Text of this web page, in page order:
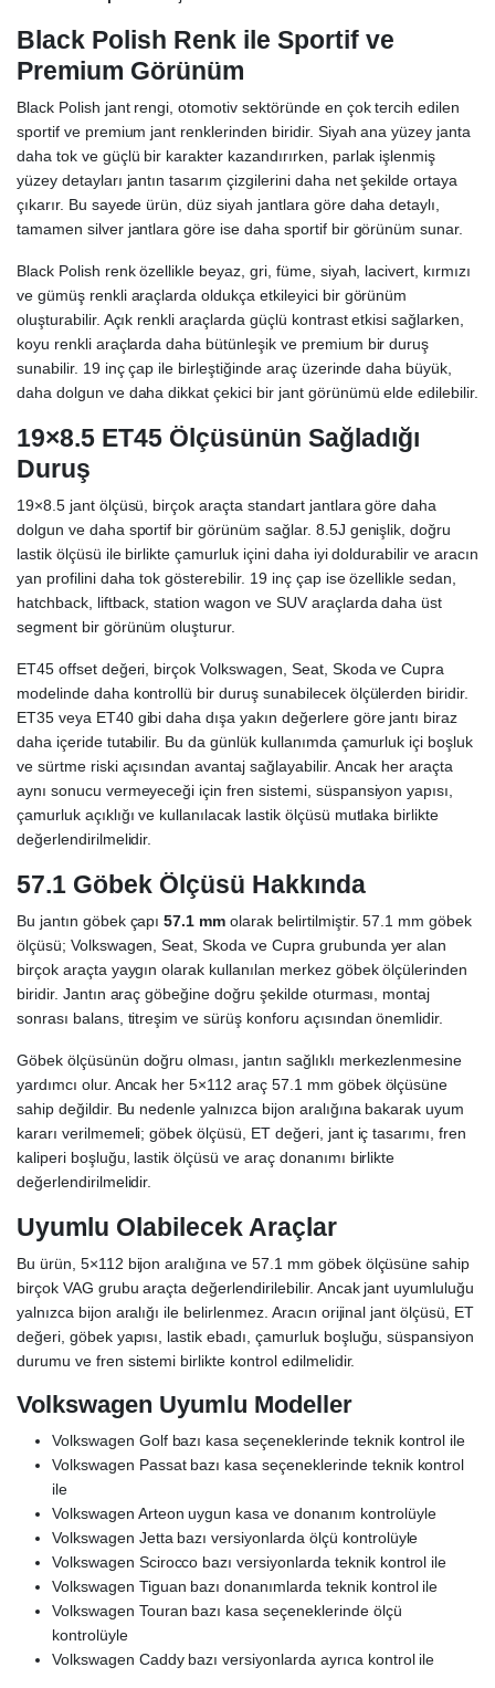
Black Polish Renk ile Sportif ve
Premium Görünüm
Black Polish jant rengi, otomotiv sektöründe en çok tercih edilen
sportif ve premium jant renklerinden biridir. Siyah ana yüzey janta
daha tok ve güçlü bir karakter kazandırırken, parlak işlenmiş
yüzey detayları jantın tasarım çizgilerini daha net şekilde ortaya
çıkarır. Bu sayede ürün, düz siyah jantlara göre daha detaylı,
tamamen silver jantlara göre ise daha sportif bir görünüm sunar.
Black Polish renk özellikle beyaz, gri, füme, siyah, lacivert, kırmızı
ve gümüş renkli araçlarda oldukça etkileyici bir görünüm
oluşturabilir. Açık renkli araçlarda güçlü kontrast etkisi sağlarken,
koyu renkli araçlarda daha bütünleşik ve premium bir duruş
sunabilir. 19 inç çap ile birleştiğinde araç üzerinde daha büyük,
daha dolgun ve daha dikkat çekici bir jant görünümü elde edilebilir.
19×8.5 ET45 Ölçüsünün Sağladığı
Duruş
19×8.5 jant ölçüsü, birçok araçta standart jantlara göre daha
dolgun ve daha sportif bir görünüm sağlar. 8.5J genişlik, doğru
lastik ölçüsü ile birlikte çamurluk içini daha iyi doldurabilir ve aracın
yan profilini daha tok gösterebilir. 19 inç çap ise özellikle sedan,
hatchback, liftback, station wagon ve SUV araçlarda daha üst
segment bir görünüm oluşturur.
ET45 offset değeri, birçok Volkswagen, Seat, Skoda ve Cupra
modelinde daha kontrollü bir duruş sunabilecek ölçülerden biridir.
ET35 veya ET40 gibi daha dışa yakın değerlere göre jantı biraz
daha içeride tutabilir. Bu da günlük kullanımda çamurluk içi boşluk
ve sürtme riski açısından avantaj sağlayabilir. Ancak her araçta
aynı sonucu vermeyeceği için fren sistemi, süspansiyon yapısı,
çamurluk açıklığı ve kullanılacak lastik ölçüsü mutlaka birlikte
değerlendirilmelidir.
57.1 Göbek Ölçüsü Hakkında
Bu jantın göbek çapı57.1 mm olarak belirtilmiştir. 57.1 mm göbek
ölçüsü; Volkswagen, Seat, Skoda ve Cupra grubunda yer alan
birçok araçta yaygın olarak kullanılan merkez göbek ölçülerinden
biridir. Jantın araç göbeğine doğru şekilde oturması, montaj
sonrası balans, titreşim ve sürüş konforu açısından önemlidir.
Göbek ölçüsünün doğru olması, jantın sağlıklı merkezlenmesine
yardımcı olur. Ancak her 5×112 araç 57.1 mm göbek ölçüsüne
sahip değildir. Bu nedenle yalnızca bijon aralığına bakarak uyum
kararı verilmemeli; göbek ölçüsü, ET değeri, jant iç tasarımı, fren
kaliperi boşluğu, lastik ölçüsü ve araç donanımı birlikte
değerlendirilmelidir.
Uyumlu Olabilecek Araçlar
Bu ürün, 5×112 bijon aralığına ve 57.1 mm göbek ölçüsüne sahip
birçok VAG grubu araçta değerlendirilebilir. Ancak jant uyumluluğu
yalnızca bijon aralığı ile belirlenmez. Aracın orijinal jant ölçüsü, ET
değeri, göbek yapısı, lastik ebadı, çamurluk boşluğu, süspansiyon
durumu ve fren sistemi birlikte kontrol edilmelidir.
Volkswagen Uyumlu Modeller
Volkswagen Golf bazı kasa seçeneklerinde teknik kontrol ile
Volkswagen Passat bazı kasa seçeneklerinde teknik kontrol
ile
Volkswagen Arteon uygun kasa ve donanım kontrolüyle
Volkswagen Jetta bazı versiyonlarda ölçü kontrolüyle
Volkswagen Scirocco bazı versiyonlarda teknik kontrol ile
Volkswagen Tiguan bazı donanımlarda teknik kontrol ile
Volkswagen Touran bazı kasa seçeneklerinde ölçü
kontrolüyle
Volkswagen Caddy bazı versiyonlarda ayrıca kontrol ile